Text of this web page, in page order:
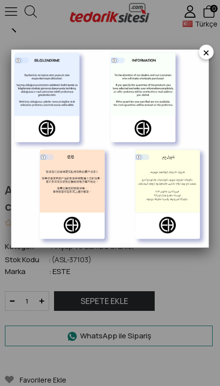
Türkçe
0
Ahşap Mars Kare Çerezlik 12x12x2,4 cm
Ahşap Mars Kare Çerezlik 12x12x2,4
cm
Kategori
Ahşap ve Bambu Ürünler
Stok Kodu
(ASL-37103)
Marka
: ESTE
WhatsApp ile Sipariş
Favorilere Ekle
×